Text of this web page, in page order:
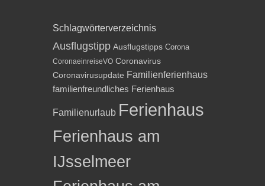
Schlagwörterverzeichnis
Ausflugstipp Ausflugstipps Corona
CoronaeinreiseVO Coronavirus
Coronavirusupdate Familienferienhaus
familienfreundliches Ferienhaus
Familienurlaub Ferienhaus
Ferienhaus am
IJsselmeer